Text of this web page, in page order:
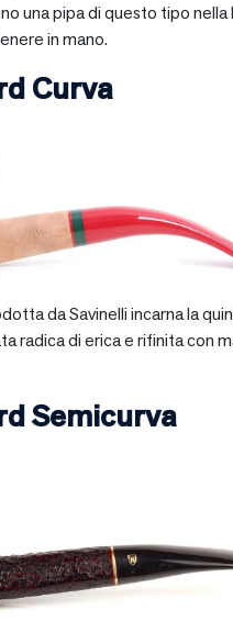
una pipa di questo tipo
in mano.
Curva
da Savinelli incarna la
radica di erica e rifinita con
Semicurva